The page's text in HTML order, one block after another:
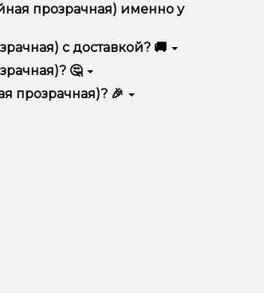
качеством, удобством
прозрачная) именно у
цены и быструю доставку.
с доставкой? 🚚
корзину.
🤔
материал и тип чаши, если
прозрачная)? 🎉